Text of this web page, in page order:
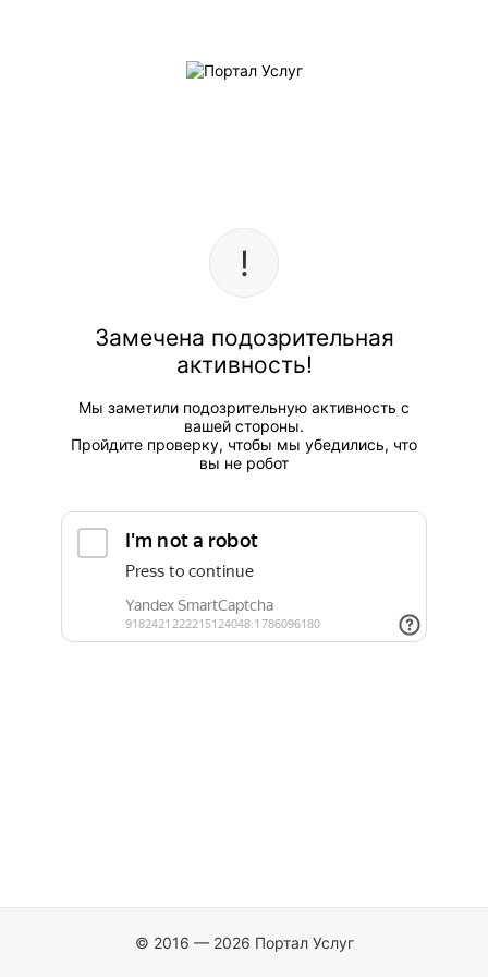
Замечена подозрительная
активность!
Мы заметили подозрительную активность с
вашей стороны.
Пройдите проверку, чтобы мы убедились, что
вы не робот
© 2016 — 2026 Портал Услуг